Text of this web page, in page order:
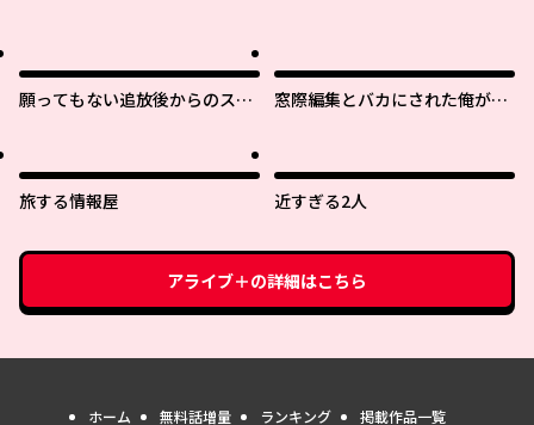
願ってもない追放後からのスロ
り行きで美少女ギャルの師匠に
なったらなぜかめちゃくちゃ懐
かれた〜
窓際編集とバカにされた俺が、
旅する情報屋 近すぎる2人
アライブ＋の詳細はこちら
ホーム 無料話増量 ランキング 掲載作品一覧